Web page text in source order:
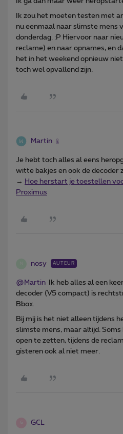
Ik zou het moeten testen met
nu eenmaal naar slimste mens
donderdag. :P Hiervoor naar
reclame) en naar opnames, en
het in het weekend opnieuw
toch wel opvallend zijn.
Martin
Je hebt toch alles al eens
witte bakjes en ook de decoder
→ Hoe herstart je toestellen
Proximus
nosy AUTEUR
@Martin Ik heb alles al een
decoder (V5 compact) is
Bbox.
Bij mij is het niet alleen tijdens
slimste mens, maar altijd.
open te zetten, tijdens de
gisteren ook al niet meer.
GCL